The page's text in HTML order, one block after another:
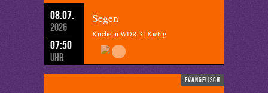
08.07.
2026
07:50
Uhr
Segen
Kirche in WDR 3 | Kießig
evangelisch